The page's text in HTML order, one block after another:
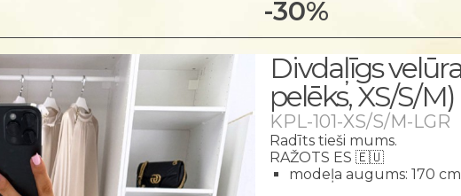
-30%
Divdaļīgs
pelēks, XS/S/M)
KPL-101-XS/S/M-LGR
Radīts tieši mums.
RAŽOTS ES 🇪🇺
modeļa augums: 170 cm